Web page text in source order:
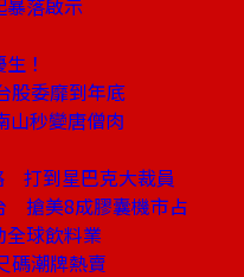
落啟示
！
委靡到年底
秒變唐僧肉
打到星巴克大裁員
搶美8成膠囊機市占
球飲料業
碼潮牌熱賣